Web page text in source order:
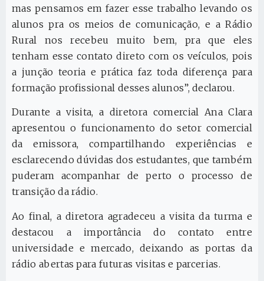
mas pensamos em fazer esse trabalho levando os
alunos pra os meios de comunicação, e a Rádio
Rural nos recebeu muito bem, pra que eles
tenham esse contato direto com os veículos, pois
a junção teoria e prática faz toda diferença para
formação profissional desses alunos”, declarou.
Durante a visita, a diretora comercial Ana Clara
apresentou o funcionamento do setor comercial
da emissora, compartilhando experiências e
esclarecendo dúvidas dos estudantes, que também
puderam acompanhar de perto o processo de
transição da rádio.
Ao final, a diretora agradeceu a visita da turma e
destacou a importância do contato entre
universidade e mercado, deixando as portas da
rádio abertas para futuras visitas e parcerias.